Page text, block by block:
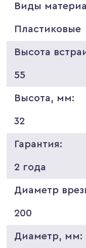
Виды
Пластиковые
Высота
55
Высота, мм:
32
Гарантия:
2 года
Диаметр
200
Диаметр, мм: